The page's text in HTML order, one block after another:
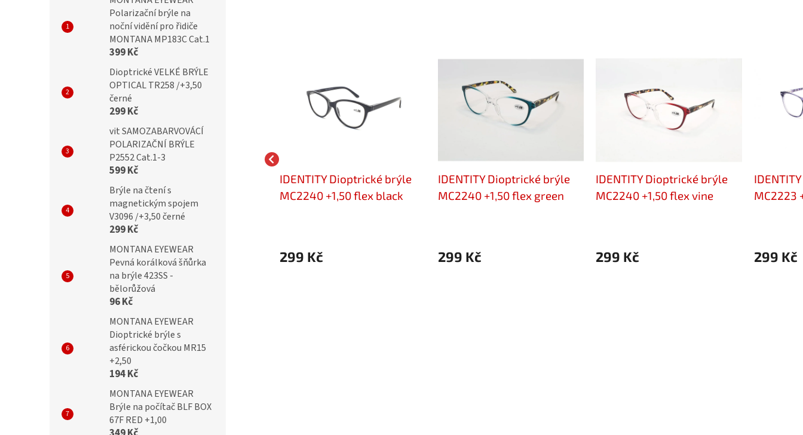
Polarizační brýle na
noční vidění pro řidiče
MONTANA MP183C Cat.1
399 Kč
Dioptrické VELKÉ BRÝLE
OPTICAL TR258 /+3,50
černé
299 Kč
vit SAMOZABARVOVÁCÍ
POLARIZAČNÍ BRÝLE
P2552 Cat.1-3
599 Kč
Brýle na čtení s
magnetickým spojem
V3096 /+3,50 černé
299 Kč
MONTANA EYEWEAR
Pevná korálková šňůrka
na brýle 423SS -
bělorůžová
96 Kč
MONTANA EYEWEAR
Dioptrické brýle s
asférickou čočkou MR15
+2,50
194 Kč
MONTANA EYEWEAR
Brýle na počítač BLF BOX
67F RED +1,00
MC2288 +1,50 brown flex
299 Kč
IDENTITY Dioptrické brýle
MC2240 +1,50 flex black
299 Kč
IDENTITY Dioptrické brýle
MC2240 +1,50 flex green
299 Kč
IDENTITY Dioptrické brýle
MC2240 +1,50 flex vine
299 Kč
MC2223
299 Kč